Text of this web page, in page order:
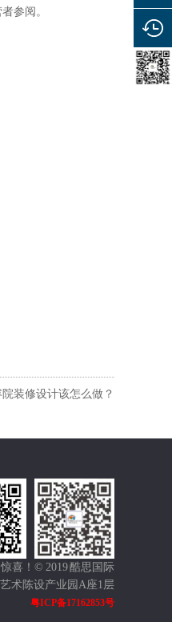
参阅。
装修设计该怎么做？
喜！ © 2019 酷思国际
术陈设产业园A座1层
粤ICP备17162853号